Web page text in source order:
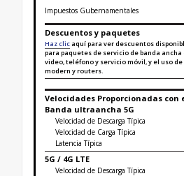
Impuestos Gubernamentales
Descuentos y paquetes
Haz clic aquí para ver descuentos
para paquetes de servicio de banda
video, teléfono y servicio móvil, y el uso
modern y routers.
Velocidades Proporcionadas con
Banda ultraancha 5G
Velocidad de Descarga Típica
Velocidad de Carga Típica
Latencia Típica
5G / 4G LTE
Velocidad de Descarga Típica